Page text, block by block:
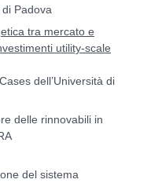
Padova
tra mercato e
utility-scale
dell’Università di
delle rinnovabili in
del sistema